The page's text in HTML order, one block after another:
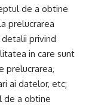
de a obtine
prelucrarea
privind
in care sunt
prelucrarea,
ai datelor, etc;
de a obtine